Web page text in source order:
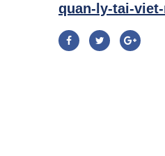
quan-ly-tai-viet-